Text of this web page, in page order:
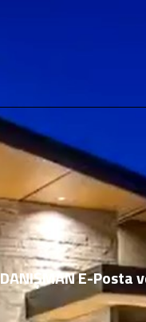
DANIŞMAN E-Posta